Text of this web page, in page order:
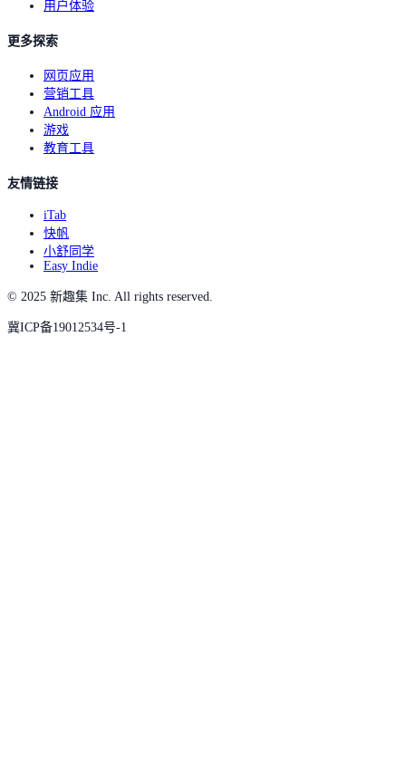
用户体验
更多探索
网页应用
营销工具
Android 应用
游戏
教育工具
友情链接
iTab
快帆
小舒同学
Easy Indie
© 2025 新趣集 Inc. All rights reserved.
冀ICP备19012534号-1